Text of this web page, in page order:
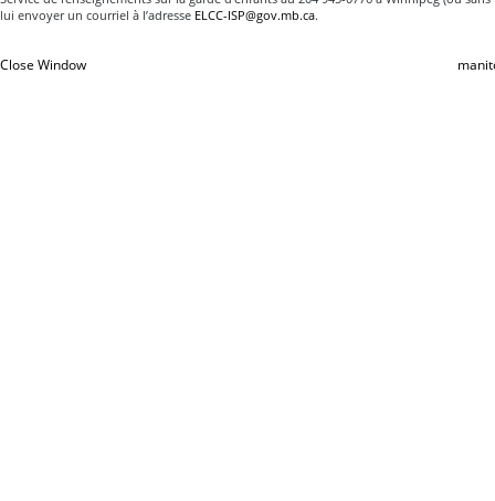
lui envoyer un courriel à l’adresse ELCC-ISP@gov.mb.ca.
Close Window